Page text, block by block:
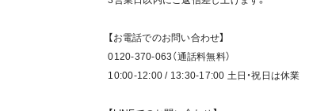
【お電話でのお問い合わせ】
0120-370-063（通話料無料）
10:00-12:00 / 13:30-17:00 土日・祝日は休業